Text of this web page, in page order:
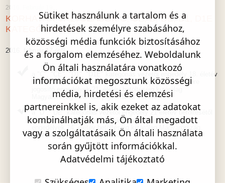
2016. Február 19
KORHATÁR VÁLTOZÁSOK C, CE, D, DE, D1, D1E
KATEGÓRIÁKNÁL
2016. február 17-étől
a "C", "CE", "D1", "D1E" kategóriás vezetői engedély 18. életév
betöltésétől kiadható, azonban ezen gépjármű vezetésére
jogosító engedélyek 21. életév betöltéséig kizárólag
Magyarország területén jogosítanak vezetésre!
a "D", "DE" kategóriás vezetői engedély 21 életév betöltésétől
kiadható, azonban ezen gépjármű vezetésére jogosító
engedélyek 24. életév betöltéséig kizárólag Magyarország
területén jogosítanak vezetésre!
Sütiket használunk a tartalom és a
hirdetések személyre szabásához,
közösségi média funkciók biztosításához
és a forgalom elemzéséhez. Weboldalunk
Ön általi használatára vonatkozó
információkat megosztunk közösségi
média, hirdetési és elemzési
partnereinkkel is, akik ezeket az adatokat
kombinálhatják más, Ön által megadott
vagy a szolgáltatásaik Ön általi használata
során gyűjtött információkkal.
Adatvédelmi tájékoztató